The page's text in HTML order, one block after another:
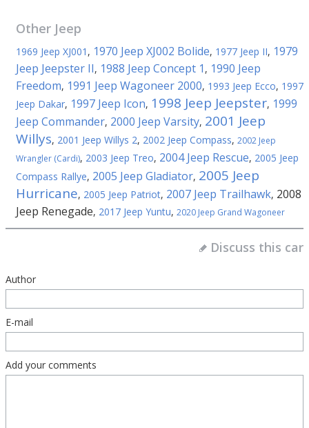
Other Jeep
1969 Jeep XJ001 , 1970 Jeep XJ002 Bolide, 1977 Jeep II, 1979
Jeep Jeepster II, 1988 Jeep Concept 1 , 1990 Jeep
Freedom, 1991 Jeep Wagoneer 2000, 1993 Jeep Ecco, 1997
Jeep Dakar, 1997 Jeep Icon, 1998 Jeep Jeepster, 1999
Jeep Commander, 2000 Jeep Varsity, 2001 Jeep
Willys, 2001 Jeep Willys 2, 2002 Jeep Compass, 2002 Jeep
Wrangler (Cardi), 2003 Jeep Treo, 2004 Jeep Rescue, 2005 Jeep
Compass Rallye, 2005 Jeep Gladiator, 2005 Jeep
Hurricane, 2005 Jeep Patriot, 2007 Jeep Trailhawk, 2008
Jeep Renegade, 2017 Jeep Yuntu, 2020 Jeep Grand Wagoneer
Discuss this car
Author
E-mail
Add your comments